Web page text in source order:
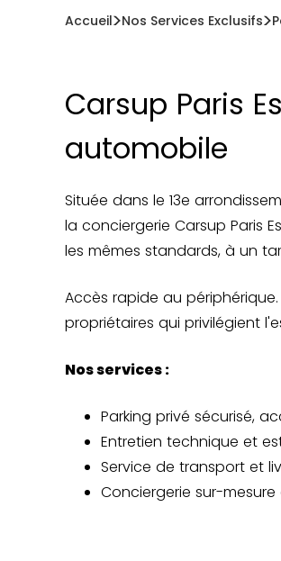
Accueil Nos Services Exclusifs
Carsup Paris
automobile
Située dans le 13e
la conciergerie Carsup Paris
les mêmes standards, à un
Accès rapide au périphérique.
propriétaires qui privilégient
Nos services :
Parking privé sécurisé,
Entretien technique et
Service de transport et
Conciergerie sur-